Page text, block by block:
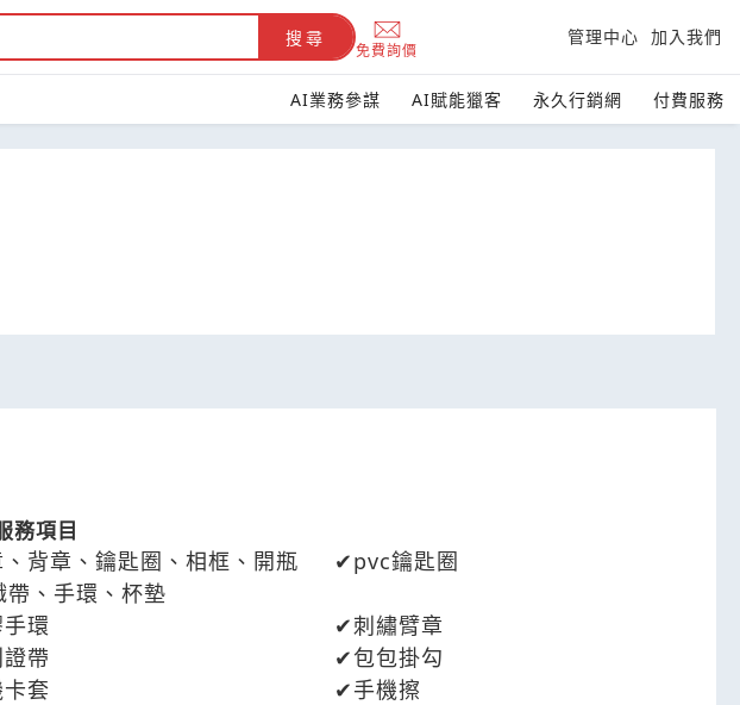
搜尋
免費詢價
管理中心 加入我們
AI業務參謀 AI賦能獵客 永久行銷網 付費服務
務項目
背章、鑰匙圈、相框、開瓶
帶、手環、杯墊
pvc鑰匙圈
環
刺繡臂章
帶
包包掛勾
套
手機擦